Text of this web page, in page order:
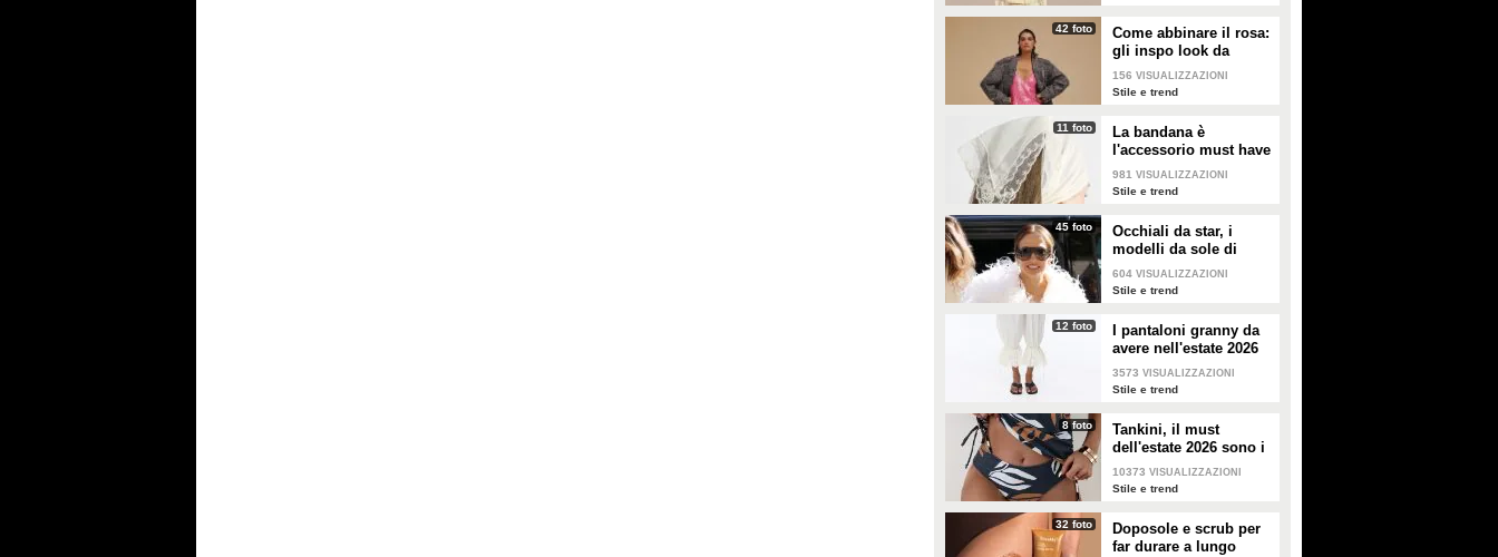
42 foto
Come abbinare il rosa:
gli inspo look da
copiare
156 VISUALIZZAZIONI
Stile e trend
11 foto
La bandana è
l'accessorio must have
dell'estate 2026: i
modelli di tendenza
981 VISUALIZZAZIONI
Stile e trend
45 foto
Occhiali da star, i
modelli da sole di
tendenza per l'estate
2026
604 VISUALIZZAZIONI
Stile e trend
12 foto
I pantaloni granny da
avere nell'estate 2026
3573 VISUALIZZAZIONI
Stile e trend
8 foto
Tankini, il must
dell'estate 2026 sono i
costumi con la canotta
10373 VISUALIZZAZIONI
Stile e trend
32 foto
Doposole e scrub per
far durare a lungo